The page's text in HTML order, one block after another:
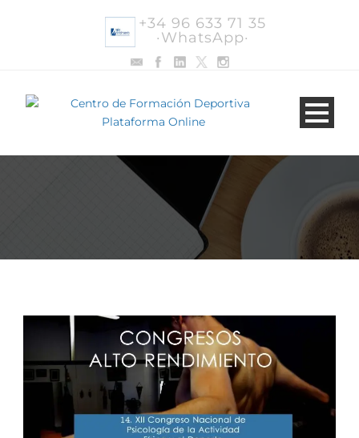
+34 96 633 71 35
·WhatsApp·